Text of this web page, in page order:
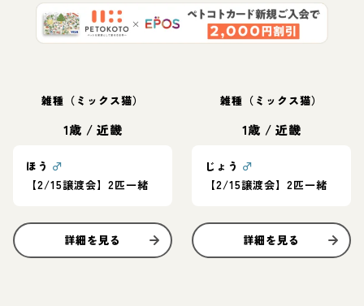
雑種（ミックス猫）
1歳 / 近畿
ほう ♂
【2/15譲渡会】2匹一緒
詳細を見る
雑種（ミックス猫）
1歳 / 近畿
じょう ♂
【2/15譲渡会】2匹一緒
詳細を見る